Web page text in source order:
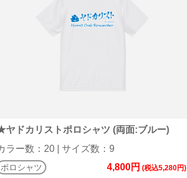
ヤドカリストポロシャツ (両面:ブルー)
ラー数：20 | サイズ数：9
ポロシャツ 4,800円 (税込5,280円)